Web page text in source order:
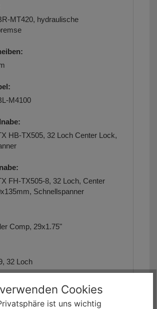
MT420, hydraulische
M4100
HB-TX505, 32 Loch Center Lock,
FH-TX505-8, 32 Loch, Center
Schnellspanner
Comp, 29x1.75"
32 Loch
Stainless Black
Cookies
ist uns wichtig